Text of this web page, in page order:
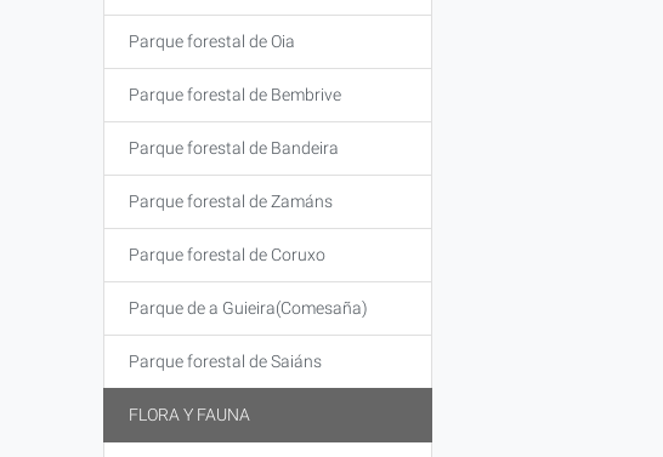
Parque forestal de Oia
Parque forestal de Bembrive
Parque forestal de Bandeira
Parque forestal de Zamáns
Parque forestal de Coruxo
Parque de a Guieira(Comesaña)
Parque forestal de Saiáns
FLORA Y FAUNA